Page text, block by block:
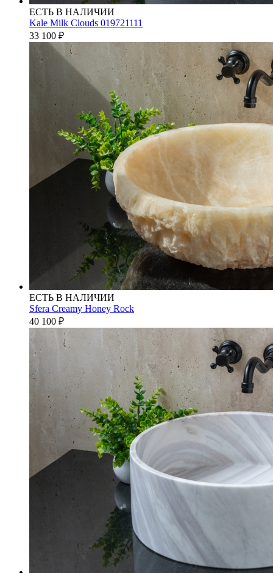
ЕСТЬ В НАЛИЧИИ
Kale Milk Clouds 019721111
33 100 ₽
ЕСТЬ В НАЛИЧИИ
Sfera Creamy Honey Rock
40 100 ₽